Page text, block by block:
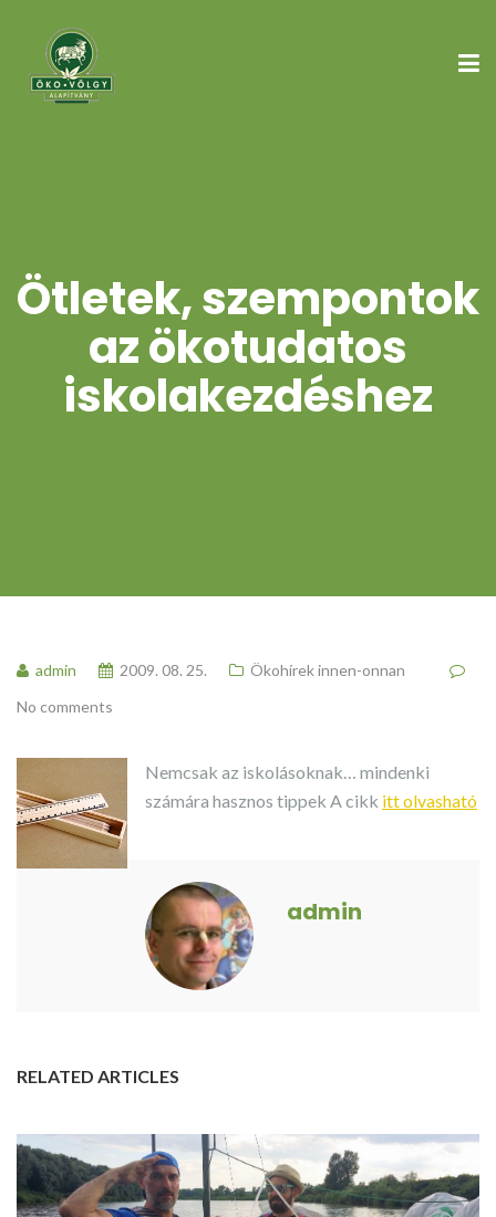
Ötletek, szempontok
az ökotudatos
iskolakezdéshez
admin 2009. 08. 25.
Ökohírek innen-onnan
No comments
Nemcsak az iskolásoknak… mindenki
számára hasznos tippek A cikk itt olvasható
admin
RELATED ARTICLES